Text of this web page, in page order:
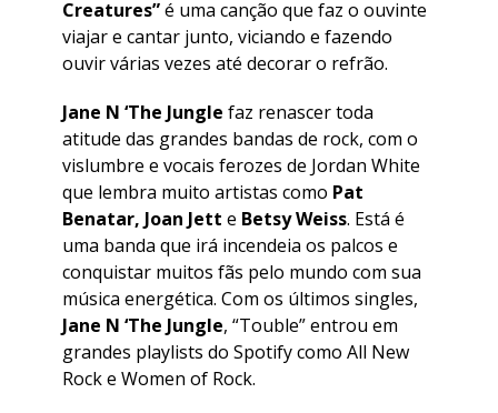
Creatures”é uma canção que faz o ouvinte
viajar e cantar junto, viciando e fazendo
ouvir várias vezes até decorar o refrão.
Jane N ‘The Jungle faz renascer toda
atitude das grandes bandas de rock, com o
vislumbre e vocais ferozes de Jordan White
que lembra muito artistas como Pat
Benatar, Joan Jett e Betsy Weiss. Está é
uma banda que irá incendeia os palcos e
conquistar muitos fãs pelo mundo com sua
música energética. Com os últimos singles,
Jane N ‘The Jungle, “Touble” entrou em
grandes playlists do Spotify como All New
Rock e Women of Rock.